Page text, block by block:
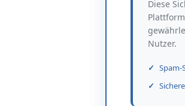
Diese
Nutzer.
Spam-